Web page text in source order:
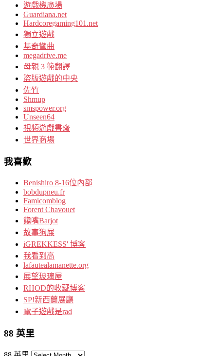
遊戲機廣場
Guardiana.net
Hardcoregaming101.net
獨立遊戲
基奇彎曲
megadrive.me
母親 3 範翻譯
盜版遊戲的中央
佐竹
Shmup
smspower.org
Unseen64
視頻遊戲書齋
世界商場
我喜歡
Benishiro 8-16位內部
bobdupneu.fr
Famicomblog
Forent Chavouet
饞嘴Barjot
故事狗屎
iGREKKESS' 博客
我看到高
lafautealamanette.org
展望玻璃屋
RHOD的收藏博客
SP!新西蘭展廳
電子遊戲是rad
88 英里